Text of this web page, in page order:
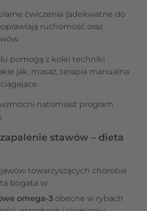
ćwiczenia (adekwatne do
ruchomość oraz
pomogą z kolei techniki
jak: masaż, terapia manualna
natomiast program
stawów – dieta
towarzyszących chorobie
bogata w:
omega-3 obecne w rybach